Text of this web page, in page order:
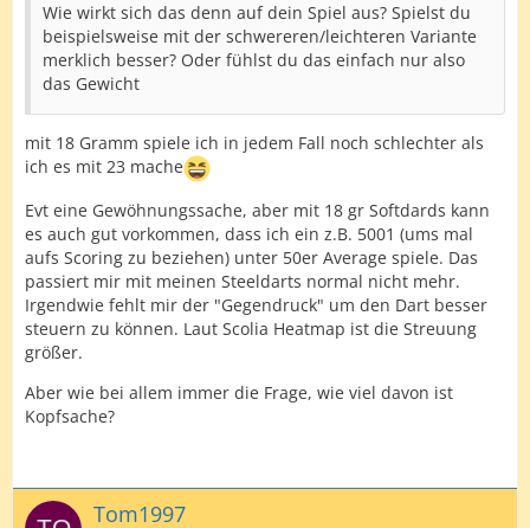
Wie wirkt sich das denn auf dein Spiel aus? Spielst du
beispielsweise mit der schwereren/leichteren Variante
merklich besser? Oder fühlst du das einfach nur also
das Gewicht
mit 18 Gramm spiele ich in jedem Fall noch schlechter als
ich es mit 23 mache
Evt eine Gewöhnungssache, aber mit 18 gr Softdards kann
es auch gut vorkommen, dass ich ein z.B. 5001 (ums mal
aufs Scoring zu beziehen) unter 50er Average spiele. Das
passiert mir mit meinen Steeldarts normal nicht mehr.
Irgendwie fehlt mir der "Gegendruck" um den Dart besser
steuern zu können. Laut Scolia Heatmap ist die Streuung
größer.
Aber wie bei allem immer die Frage, wie viel davon ist
Kopfsache?
Tom1997